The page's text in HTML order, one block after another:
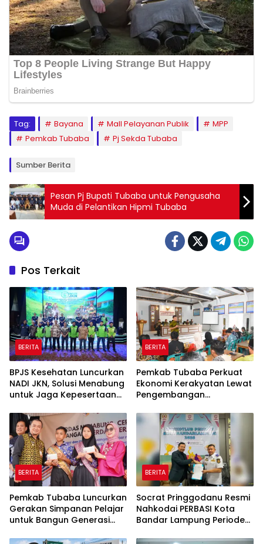
Tag: Bayana Mall Pelayanan Publik
MPP
Pemkab Tubaba
Pj Sekda Tubaba
Sumber Berita
Pesan Pj Bupati Tubaba untuk Pengusaha
Muda di Pelantikan Hipmi Tubaba
Pos Terkait
BERITA
BPJS Kesehatan Luncurkan
NADI JKN, Solusi Menabung
untuk Jaga Kepesertaan
BERITA
Pemkab Tubaba Perkuat
Ekonomi Kerakyatan Lewat
Pengembangan
Penyaluran KUR
BERITA
Pemkab Tubaba Luncurkan
Gerakan Simpanan Pelajar
untuk Bangun Generasi
BERITA
Socrat Pringgodanu Resmi
Nahkodai PERBASI Kota
Bandar Lampung Periode